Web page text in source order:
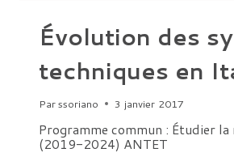
Évolution des
techniques en
Parssoriano 3 janvier 2017
Programme commun : Étudier
(2019-2024) ANTET